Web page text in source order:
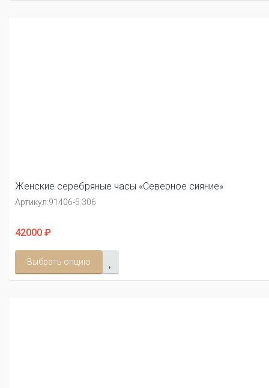
Женские серебряные часы «Северное сияние»
Артикул:91406-5.306
42000 ₽
Выбрать опцию